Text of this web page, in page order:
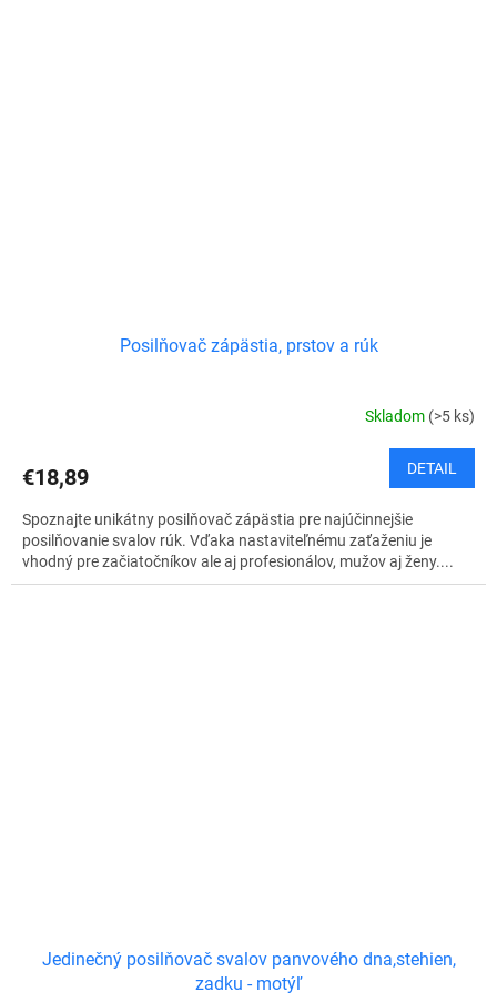
Posilňovač zápästia, prstov a rúk
Skladom (>5 ks)
€18,89 DETAIL
Spoznajte unikátny posilňovač zápästia pre najúčinnejšie
posilňovanie svalov rúk. Vďaka nastaviteľnému zaťaženiu je
vhodný pre začiatočníkov ale aj profesionálov, mužov aj ženy....
Jedinečný posilňovač svalov panvového dna,stehien,
zadku - motýľ